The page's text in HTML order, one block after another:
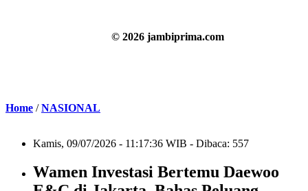
© 2026 jambiprima.com
Home /NASIONAL
Kamis, 09/07/2026 - 11:17:36 WIB - Dibaca: 557
Wamen Investasi Bertemu Daewoo